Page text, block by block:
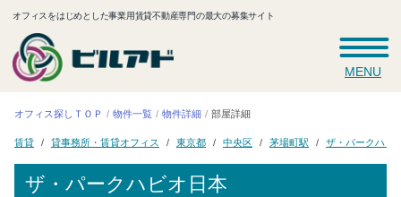
オフィスをはじめとした事業用賃貸不動産専門の最大の募集サイト
MENU
オフィス探しＴＯＰ 物件一覧 物件詳細 部屋詳細
賃貸 貸事務所・賃貸オフィス 東京都 中央区 茅場町駅 ザ・パークハビ
ザ・パークハビオ日本